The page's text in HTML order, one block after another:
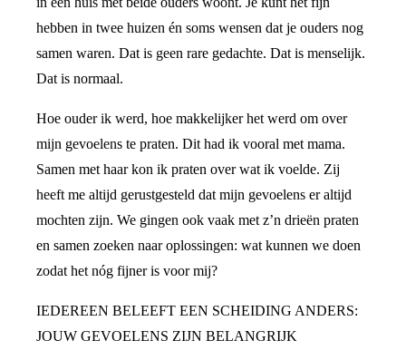
hebben in twee huizen én soms wensen dat je ouders nog
samen waren. Dat is geen rare gedachte. Dat is menselijk.
Dat is normaal.
Hoe ouder ik werd, hoe makkelijker het werd om over
mijn gevoelens te praten. Dit had ik vooral met mama.
Samen met haar kon ik praten over wat ik voelde. Zij
heeft me altijd gerustgesteld dat mijn gevoelens er altijd
mochten zijn. We gingen ook vaak met z’n drieën praten
en samen zoeken naar oplossingen: wat kunnen we doen
zodat het nóg fijner is voor mij?
IEDEREEN BELEEFT EEN SCHEIDING ANDERS:
JOUW GEVOELENS ZIJN BELANGRIJK